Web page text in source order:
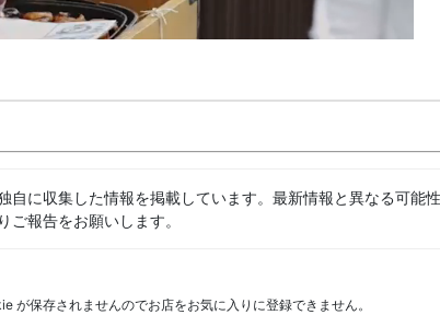
に収集した情報を掲載しています。最新情報と異なる可能
ご報告をお願いします。
保存されませんのでお店をお気に入りに登録できません。